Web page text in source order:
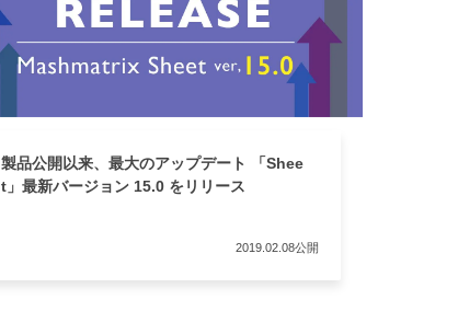
製品公開以来、最大のアップデート 「Shee
t」最新バージョン 15.0 をリリース
2019.02.08公開